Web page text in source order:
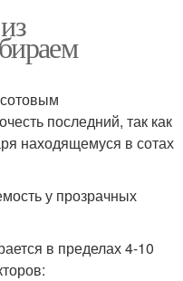
последний, так как
находящемуся в сотах
у прозрачных
в пределах 4-10